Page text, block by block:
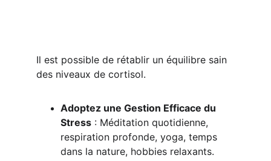
Il est possible de rétablir un équilibre sain
des niveaux de cortisol.
Adoptez une Gestion Efficace du
Stress : Méditation quotidienne,
respiration profonde, yoga, temps
dans la nature, hobbies relaxants.